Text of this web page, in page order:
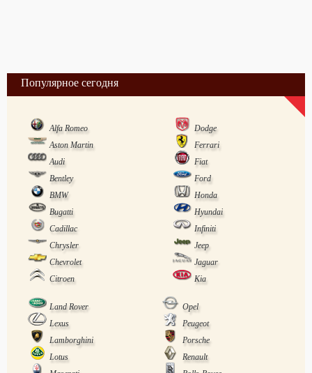
Популярное сегодня
Alfa Romeo
Dodge
Aston Martin
Ferrari
Audi
Fiat
Bentley
Ford
BMW
Honda
Bugatti
Hyundai
Cadillac
Infiniti
Chrysler
Jeep
Chevrolet
Jaguar
Citroen
Kia
Land Rover
Opel
Lexus
Peugeot
Lamborghini
Porsche
Lotus
Renault